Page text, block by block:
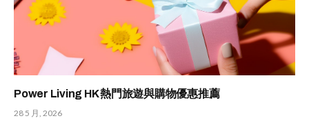
Power Living HK 熱門旅遊與購物優惠推薦
28 5 月, 2026